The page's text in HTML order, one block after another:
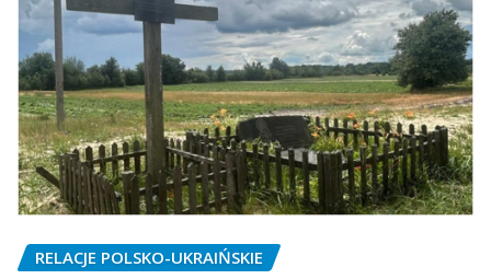
RELACJE POLSKO-UKRAIŃSKIE